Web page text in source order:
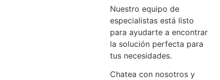
Nuestro equipo de
especialistas está listo
para ayudarte a encontrar
la solución perfecta para
tus necesidades.
Chatea con nosotros y